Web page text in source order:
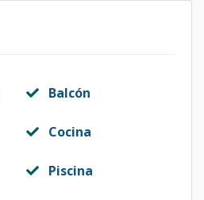
Balcón
Cocina
Piscina